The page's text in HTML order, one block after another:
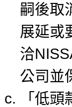
嗣後取
展延或
洽
公司並
「低